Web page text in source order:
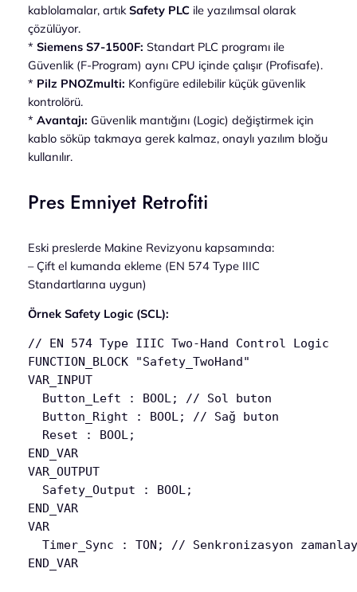
kablolamalar, artık Safety PLCile yazılımsal olarak
çözülüyor.
* Siemens S7-1500F: Standart PLC programı ile
Güvenlik (F-Program) aynı CPU içinde çalışır (Profisafe).
* Pilz PNOZmulti: Konfigüre edilebilir küçük güvenlik
kontrolörü.
* Avantajı: Güvenlik mantığını (Logic) değiştirmek için
kablo söküp takmaya gerek kalmaz, onaylı yazılım bloğu
kullanılır.
Pres Emniyet Retrofiti
Eski preslerde Makine Revizyonu kapsamında:
– Çift el kumanda ekleme (EN 574 Type IIIC
Standartlarına uygun)
Örnek Safety Logic (SCL):
// EN 574 Type IIIC Two-Hand Control Logic
FUNCTION_BLOCK "Safety_TwoHand"
VAR_INPUT
  Button_Left : BOOL; // Sol buton
  Button_Right : BOOL; // Sağ buton
  Reset : BOOL;
END_VAR
VAR_OUTPUT
  Safety_Output : BOOL;
END_VAR
VAR
Timer_Sync : TON; // Senkronizasyon
END_VAR